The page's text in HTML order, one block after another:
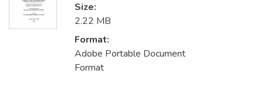
Size:
2.22 MB
Format:
Adobe Portable Document
Format